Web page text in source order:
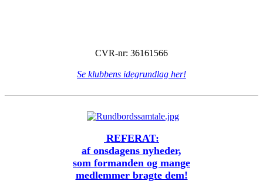
CVR-nr: 36161566
Se klubbens idegrundlag her!
REFERAT:
af onsdagens nyheder,
som formanden og mange
medlemmer bragte dem!